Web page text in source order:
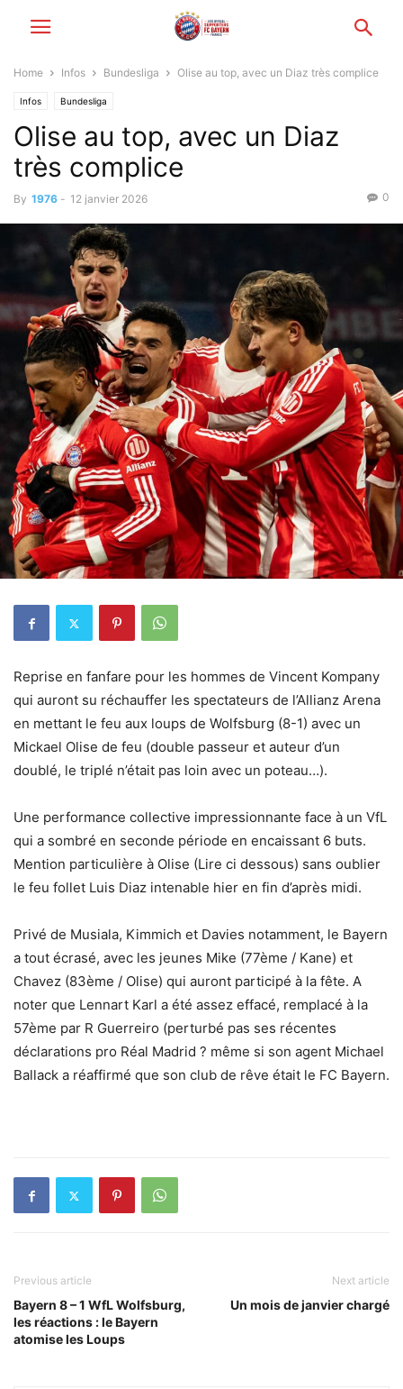
Home Infos Bundesliga Olise au top, avec un Diaz très complice
Infos Bundesliga
Olise au top, avec un Diaz
très complice
By 1976 - 12 janvier 2026 0
Reprise en fanfare pour les hommes de Vincent Kompany
qui auront su réchauffer les spectateurs de l’Allianz Arena
en mettant le feu aux loups de Wolfsburg (8-1) avec un
Mickael Olise de feu (double passeur et auteur d’un
doublé, le triplé n’était pas loin avec un poteau…).
Une performance collective impressionnante face à un VfL
qui a sombré en seconde période en encaissant 6 buts.
Mention particulière à Olise (Lire ci dessous) sans oublier
le feu follet Luis Diaz intenable hier en fin d’après midi.
Privé de Musiala, Kimmich et Davies notamment, le Bayern
a tout écrasé, avec les jeunes Mike (77ème / Kane) et
Chavez (83ème / Olise) qui auront participé à la fête. A
noter que Lennart Karl a été assez effacé, remplacé à la
57ème par R Guerreiro (perturbé pas ses récentes
déclarations pro Réal Madrid ? même si son agent Michael
Ballack a réaffirmé que son club de rêve était le FC Bayern.
Previous article
Bayern 8 – 1 WfL Wolfsburg,
les réactions : le Bayern
atomise les Loups
Next article
Un mois de janvier chargé